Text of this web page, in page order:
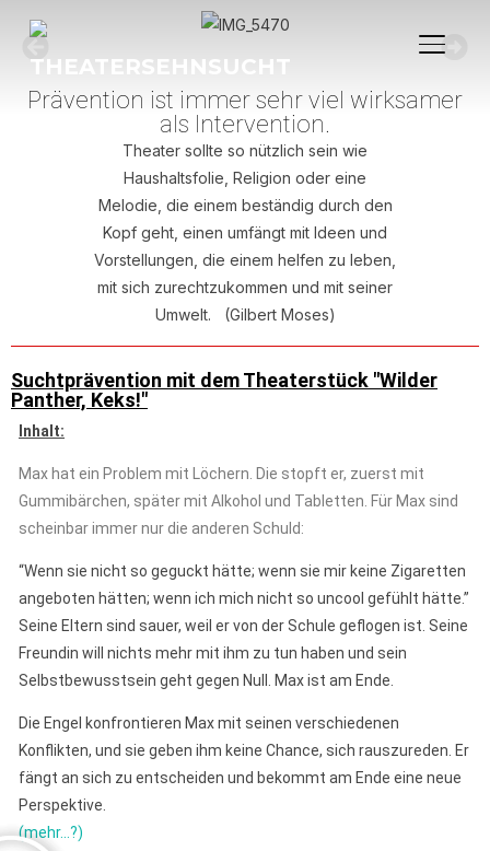
Prävention ist immer sehr viel wirksamer
als Intervention.
Theater sollte so nützlich sein wie
Haushaltsfolie, Religion oder eine
Melodie, die einem beständig durch den
Kopf geht, einen umfängt mit Ideen und
Vorstellungen, die einem helfen zu leben,
mit sich zurechtzukommen und mit seiner
Umwelt. (Gilbert Moses)
Suchtprävention mit dem Theaterstück "Wilder
Panther, Keks!"
Inhalt:
Max hat ein Problem mit Löchern. Die stopft er, zuerst mit
Gummibärchen, später mit Alkohol und Tabletten. Für Max sind
scheinbar immer nur die anderen Schuld:
“Wenn sie nicht so geguckt hätte; wenn sie mir keine Zigaretten
angeboten hätten; wenn ich mich nicht so uncool gefühlt hätte.”
Seine Eltern sind sauer, weil er von der Schule geflogen ist. Seine
Freundin will nichts mehr mit ihm zu tun haben und sein
Selbstbewusstsein geht gegen Null. Max ist am Ende.
Die Engel konfrontieren Max mit seinen verschiedenen
Konflikten, und sie geben ihm keine Chance, sich rauszureden. Er
fängt an sich zu entscheiden und bekommt am Ende eine neue
Perspektive.
(mehr…?)